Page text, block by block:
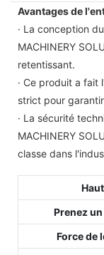
Avantages de
· La conception
MACHINERY
retentissant.
· Ce produit a
strict pour
· La sécurité
MACHINERY
classe dans
Prenez
Force de